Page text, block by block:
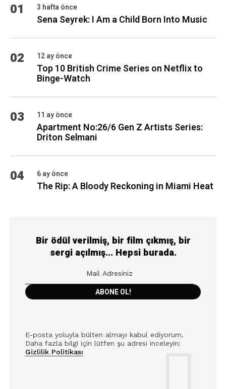
01 3 hafta önce
Sena Seyrek: I Am a Child Born Into Music
02 12 ay önce
Top 10 British Crime Series on Netflix to
Binge-Watch
03 11 ay önce
Apartment No:26/6 Gen Z Artists Series:
Driton Selmani
04 6 ay önce
The Rip: A Bloody Reckoning in Miami Heat
Bir ödül verilmiş, bir film çıkmış, bir
sergi açılmış... Hepsi burada.
E-posta yoluyla bülten almayı kabul ediyorum.
Daha fazla bilgi için lütfen şu adresi inceleyin:
Gizlilik Politikası